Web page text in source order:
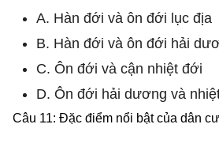
A. Hàn đới và ôn đới lục địa
B. Hàn đới và ôn đới hải
C. Ôn đới và cận nhiệt đới
D. Ôn đới hải dương và
Câu 11: Đặc điểm nổi bật của dân